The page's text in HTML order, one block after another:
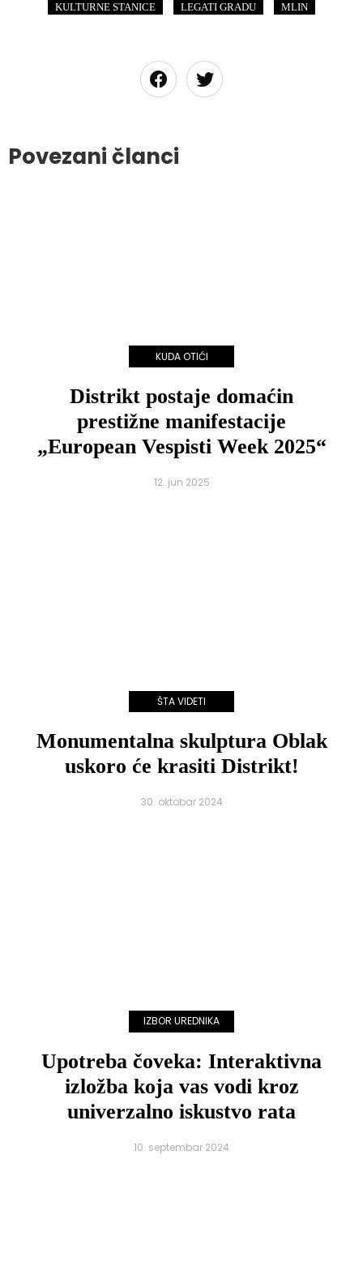
KULTURNE STANICE LEGATI GRADU MLIN
Povezani članci
KUDA OTIĆI
Distrikt postaje domaćin
prestižne manifestacije
„European Vespisti Week 2025“
12. jun 2025
ŠTA VIDETI
Monumentalna skulptura Oblak
uskoro će krasiti Distrikt!
30. oktobar 2024
IZBOR UREDNIKA
Upotreba čoveka: Interaktivna
izložba koja vas vodi kroz
univerzalno iskustvo rata
10. septembar 2024